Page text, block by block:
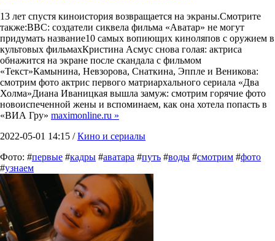
13 лет спустя киноистория возвращается на экраны.Смотрите
также:BBC: создатели сиквела фильма «Аватар» не могут
придумать название10 самых вопиющих киноляпов с оружием в
культовых фильмахКристина Асмус снова голая: актриса
обнажится на экране после скандала с фильмом
«Текст»Камынина, Невзорова, Снаткина, Эппле и Веникова:
смотрим фото актрис первого матриархального сериала «Два
Холма»Диана Иваницкая вышла замуж: смотрим горячие фото
новоиспеченной жены и вспоминаем, как она хотела попасть в
«ВИА Гру» maximonline.ru »
2022-05-01 14:15 /Кино и сериалы
Фото: #первые #кадры #аватара #путь #воды #смотрим #фото
#узнаем